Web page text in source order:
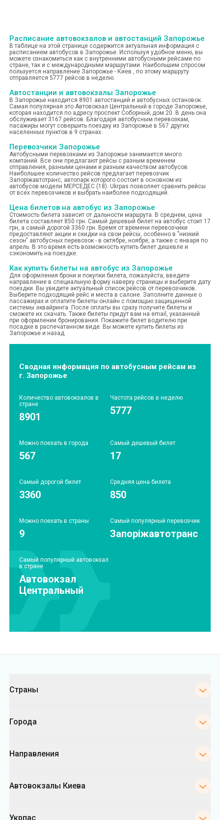
Расписание автовокзалов и автостанций Запорожье
В таблице на этой странице содержится актуальная информация с
расписанием автобусов в Запорожье. Используя удобное меню, вы
можете ознакомиться как с внутренними автобусными рейсами по
стране, так и с международными маршрутами. Наибольшим спросом
пользуется направление Запорожье - Киев , по этому маршруту
отправляется 5777 рейсов в неделю.
Автостанции и автовокзалы Запорожье
В Запорожье находится 8901 автостанций и автобусных остановок.
Самая популярная это Автовокзал Центральный в городе Запорожье,
которая находится по адресу проспект Соборный; дом 20. В день она
обслуживает 3167 рейсов. Благодаря автобусным перевозкам,
пасажиры могут совершить поездку из Запорожье в 567 других
населенных пунктов в 9 странах.
Перевозчики Запорожье
Автобусными перевозками из Запорожье занимается много
компаний. Все они предлагают рейсы с разным временем
отправления, разными ценами и разным качеством автобусов.
Наибольшее количество рейсов предлагает перевозчик
Запоріжавтотранс, автопарк которого состоит в основном из
автобусов модели МЕРСЕДЕС (18). Ukrpas позволяет сравнить рейсы
от всех перевозчиков и выбрать наиболее подходящий.
Цена билетов на автобус из Запорожье
Стоимость билета зависит от дальности маршрута. В среднем, цена
билета составляет 850 грн. Самый дешевый билет на автобус стоит 17
грн, а самый дорогой 3360 грн. Время от времени перевозчики
предоставляют акции и скидки на свои рейсы, особенно в "низкий
сезон" автобусных перевозок - в октябре, ноябре, а также с января по
апрель. В это время есть возможность купить билет дешевле и
сэкономить на поездке.
Как купить билеты на автобус из Запорожье
Для оформления брони и покупки билета, пожалуйста, введите
направление в специальную форму наверху страницы и выберите дату
поездки. Вы увидите актуальный список рейсов от перевозчиков.
Выберите подходящий рейс и места в салоне. Заполните данные о
пассажирах и оплатите билеты онлайн с помощью защищенной
системы эквайринга. После оплаты вы сразу получите билеты и
сможете их скачать. Также билеты придут вам на email, указанный
при оформлении бронирования. Покажите билет водителю при
посадке в распечатанном виде. Вы можете купить билеты из
Запорожье и назад.
Сводная информация по автобусным рейсам из
г. Запорожье
Количество автовокзалов в
стране
8901
Частота рейсов в неделю
5777
Можно поехать в города
567
Самый дешевый билет
17
Самый дорогой билет
3360
Средняя цена билета
850
Можно поехать в страны
9
Самый популярный перевозчик
Запоріжавтотранс
Самый популярный автовокзал
в стране
Автовокзал
Центральный
Страны
Города
Направления
Автовокзалы Киева
Укрпас